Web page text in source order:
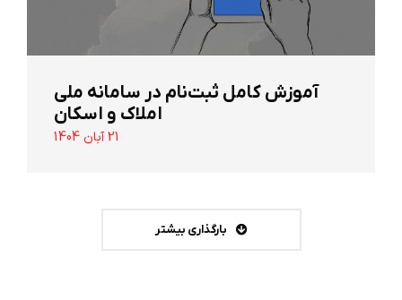
آموزش کامل ثبت‌نام در سامانه ملی
املاک و اسکان
21 آبان 1404
بارگذاری بیشتر